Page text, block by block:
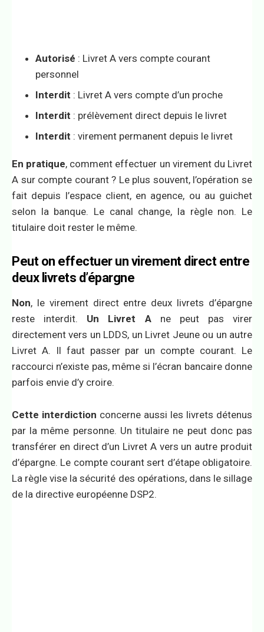
Autorisé : Livret A vers compte courant
personnel
Interdit : Livret A vers compte d’un proche
Interdit : prélèvement direct depuis le livret
Interdit : virement permanent depuis le livret
En pratique, comment effectuer un virement du Livret
A sur compte courant ? Le plus souvent, l’opération se
fait depuis l’espace client, en agence, ou au guichet
selon la banque. Le canal change, la règle non. Le
titulaire doit rester le même.
Peut on effectuer un virement direct entre
deux livrets d’épargne
Non, le virement direct entre deux livrets d’épargne
reste interdit. Un Livret Ane peut pas virer
directement vers un LDDS, un Livret Jeune ou un autre
Livret A. Il faut passer par un compte courant. Le
raccourci n’existe pas, même si l’écran bancaire donne
parfois envie d’y croire.
Cette interdiction concerne aussi les livrets détenus
par la même personne. Un titulaire ne peut donc pas
transférer en direct d’un Livret A vers un autre produit
d’épargne. Le compte courant sert d’étape obligatoire.
La règle vise la sécurité des opérations, dans le sillage
de la directive européenne DSP2.